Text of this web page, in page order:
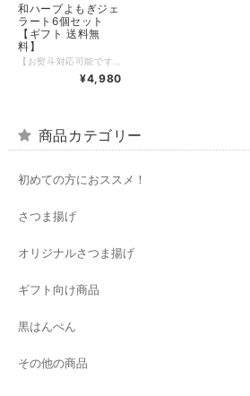
和ハーブよもぎジェ
ラート6個セット
【ギフト 送料無
料】
¥4,980
商品カテゴリー
初めての方におススメ！
さつま揚げ
オリジナルさつま揚げ
ギフト向け商品
黒はんぺん
その他の商品